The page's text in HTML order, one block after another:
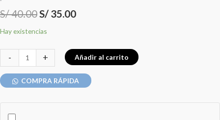
S/40.00S/ 35.00
Hay existencias
- + Añadir al carrito
COMPRA RÁPIDA